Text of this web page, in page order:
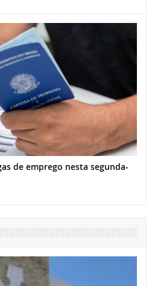
de emprego nesta segunda-